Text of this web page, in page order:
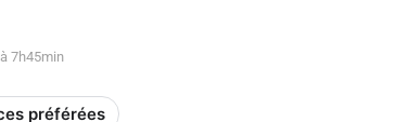
7h45min
préférées